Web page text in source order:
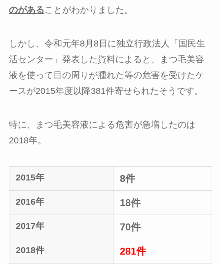
のがあることがわかりました。
しかし、令和元年8月8日に独立行政法人「国民生
活センター」発表した資料によると、まつ毛美容
液を使って目の周りが腫れた等の危害を受けたケ
ースが2015年度以降381件寄せられたそうです。
特に、まつ毛美容液による危害が急増したのは
2018年。
2015年 8件
2016年 18件
2017年 70件
2018件 281件